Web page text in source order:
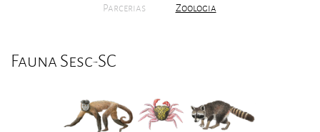
Parcerias Zoologia
Fauna Sesc-SC